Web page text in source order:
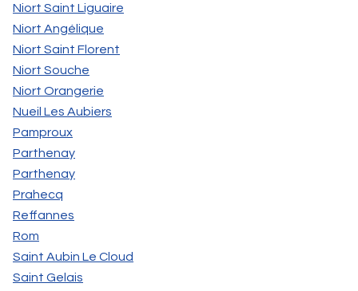
Niort Saint Liguaire
Niort Angélique
Niort Saint Florent
Niort Souche
Niort Orangerie
Nueil Les Aubiers
Pamproux
Parthenay
Parthenay
Prahecq
Reffannes
Rom
Saint Aubin Le Cloud
Saint Gelais